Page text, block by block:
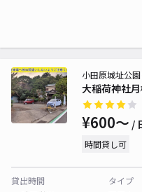
大稲荷神社
小田原城址公
¥600〜 /
時間貸し可
貸出時間
タイプ